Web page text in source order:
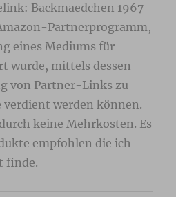
Backmaedchen 1967
Partnerprogramm,
eines Mediums für
wurde, mittels dessen
von Partner-Links zu
verdient werden können.
keine Mehrkosten. Es
empfohlen die ich
finde.